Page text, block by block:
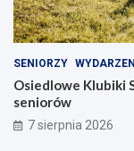
SENIORZY
Osiedlowe Klubiki
seniorów
7 sierpnia 2026